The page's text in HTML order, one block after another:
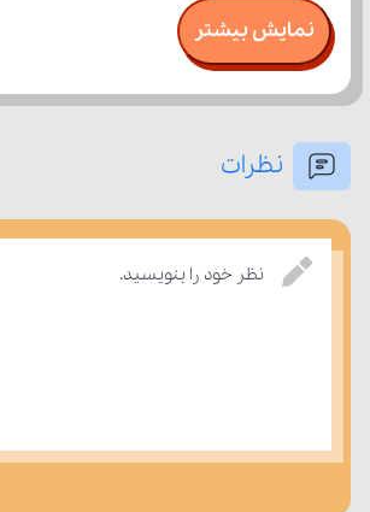
بسنجند.
نمایش بیشتر
نظرات
نظر خود را بنویسید.